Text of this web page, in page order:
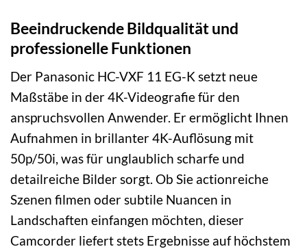
Beeindruckende Bildqualität und
professionelle Funktionen
Der Panasonic HC-VXF 11 EG-K setzt neue
Maßstäbe in der 4K-Videografie für den
anspruchsvollen Anwender. Er ermöglicht Ihnen
Aufnahmen in brillanter 4K-Auflösung mit
50p/50i, was für unglaublich scharfe und
detailreiche Bilder sorgt. Ob Sie actionreiche
Szenen filmen oder subtile Nuancen in
Landschaften einfangen möchten, dieser
Camcorder liefert stets Ergebnisse auf höchstem